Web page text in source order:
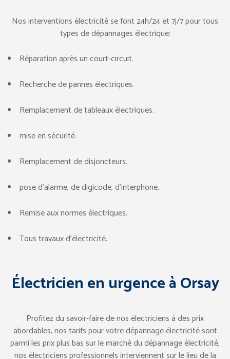
Nos interventions électricité se font 24h/24 et 7j/7 pour tous
types de dépannages électrique:
Réparation après un court-circuit.
Recherche de pannes électriques.
Remplacement de tableaux électriques.
mise en sécurité.
Remplacement de disjoncteurs.
pose d’alarme, de digicode, d’interphone.
Remise aux normes électriques.
Tous travaux d’électricité.
Électricien en urgence à Orsay
Profitez du savoir-faire de nos électriciens à des prix
abordables, nos tarifs pour votre dépannage électricité sont
parmi les prix plus bas sur le marché du dépannage électricité,
nos électriciens professionnels interviennent sur le lieu de la